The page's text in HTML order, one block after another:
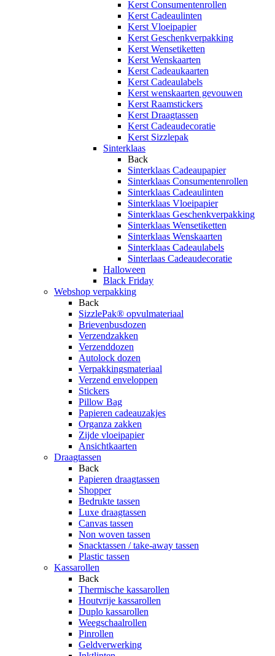
Kerst Consumentenrollen
Kerst Cadeaulinten
Kerst Vloeipapier
Kerst Geschenkverpakking
Kerst Wensetiketten
Kerst Wenskaarten
Kerst Cadeaukaarten
Kerst Cadeaulabels
Kerst wenskaarten gevouwen
Kerst Raamstickers
Kerst Draagtassen
Kerst Cadeaudecoratie
Kerst Sizzlepak
Sinterklaas
Back
Sinterklaas Cadeaupapier
Sinterklaas Consumentenrollen
Sinterklaas Cadeaulinten
Sinterklaas Vloeipapier
Sinterklaas Geschenkverpakking
Sinterklaas Wensetiketten
Sinterklaas Wenskaarten
Sinterklaas Cadeaulabels
Sinterlaas Cadeaudecoratie
Halloween
Black Friday
Webshop verpakking
Back
SizzlePak® opvulmateriaal
Brievenbusdozen
Verzendzakken
Verzenddozen
Autolock dozen
Verpakkingsmateriaal
Verzend enveloppen
Stickers
Pillow Bag
Papieren cadeauzakjes
Organza zakken
Zijde vloeipapier
Ansichtkaarten
Draagtassen
Back
Papieren draagtassen
Shopper
Bedrukte tassen
Luxe draagtassen
Canvas tassen
Non woven tassen
Snacktassen / take-away tassen
Plastic tassen
Kassarollen
Back
Thermische kassarollen
Houtvrije kassarollen
Duplo kassarollen
Weegschaalrollen
Pinrollen
Geldverwerking